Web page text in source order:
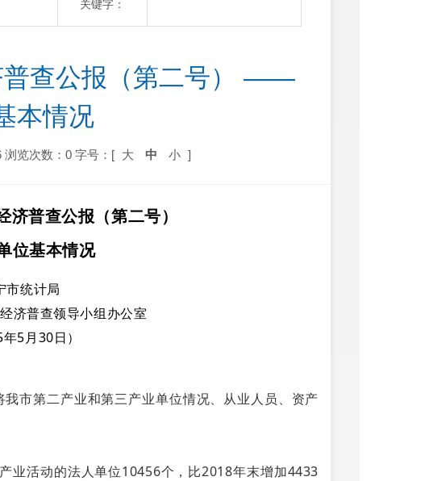
关键字：
普查公报（第二号） ——
本情况
浏览次数：0 字号：[ 大 中 小 ]
济普查公报 （第二号）
基本情况
市统计局
济普查领导小组办公室
年5月30日）
市第二产业和第三产业单位情况、从业人员、资产
活动的法人单位10456个，比2018年末增加4433